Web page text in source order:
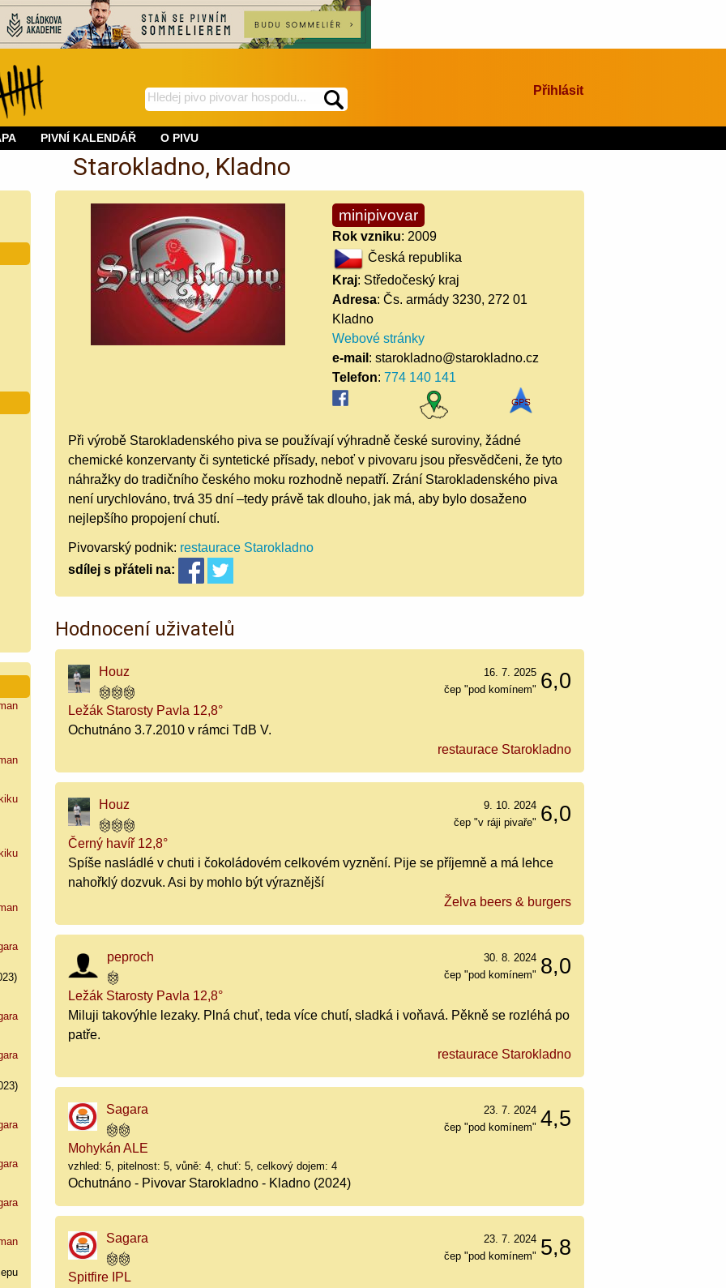
hledej
BeerWeb
spustí
Přihlásit
PIVNÍ KALENDÁŘ O PIVU
Starokladno, Kladno
minipivovar
Rok vzniku: 2009
Česká republika
Kraj: Středočeský kraj
Adresa: Čs. armády 3230, 272 01
Kladno
Webové stránky
e-mail : starokladno@starokladno.cz
Telefon: 774 140 141
Při výrobě Starokladenského piva se používají výhradně české suroviny, žádné
chemické konzervanty či syntetické přísady, neboť v pivovaru jsou přesvědčeni, že tyto
náhražky do tradičního českého moku rozhodně nepatří. Zrání Starokladenského piva
není urychlováno, trvá 35 dní –tedy právě tak dlouho, jak má, aby bylo dosaženo
nejlepšího propojení chutí.
Pivovarský podnik: restaurace Starokladno
sdílej s přáteli na:
Hodnocení uživatelů
Houz 6,0
16. 7. 2025
čep "pod komínem"
Ležák Starosty Pavla 12,8°
Ochutnáno 3.7.2010 v rámci TdB V.
restaurace Starokladno
Houz 6,0
9. 10. 2024
čep "v ráji pivaře"
Černý havíř 12,8°
Spíše nasládlé v chuti i čokoládovém celkovém vyznění. Pije se příjemně a má lehce
nahořklý dozvuk. Asi by mohlo být výraznější
Želva beers & burgers
peproch 8,0
30. 8. 2024
čep "pod komínem"
Ležák Starosty Pavla 12,8°
Miluji takovýhle lezaky. Plná chuť, teda více chutí, sladká i voňavá. Pěkně se rozléhá po
patře.
restaurace Starokladno
Sagara 4,5
23. 7. 2024
čep "pod komínem"
Mohykán ALE
vzhled: 5, pitelnost: 5, vůně: 4, chuť: 5, celkový dojem: 4
Ochutnáno - Pivovar Starokladno - Kladno (2024)
Sagara 5,8
23. 7. 2024
čep "pod komínem"
Spitfire IPL